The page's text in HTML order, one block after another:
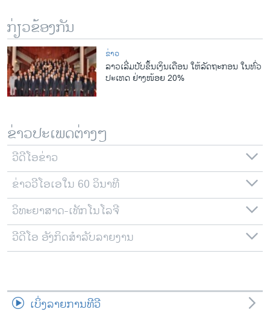
ສຽງ
ລາຍການກະຈາຍສຽງ
ລາຍງານ
ຕິດຕາມພວກເຮົາ ທີ່
ພາສາຕ່າງໆ
ກ່ຽວຂ້ອງກັນ
ຂ່າວ
ລາວເລີ່ມປັບຂຶ້ນເງິນເດືອນ ໃຫ້ລັດຖະກອນ ໃນທົ່ວ
ປະເທດ ຢ່າງໜ້ອຍ 20%
ຂ່າວປະເພດຕ່າງໆ
ວີດີໂອຂ່າວ
ຂ່າວວີໂອເອໃນ 60 ວິນາທີ
ວິທະຍາສາດ-ເທັກໂນໂລຈີ
ວີດີໂອ ອັງກິດສຳລັບລາຍງານ
ເບິ່ງລາຍການທີວີ